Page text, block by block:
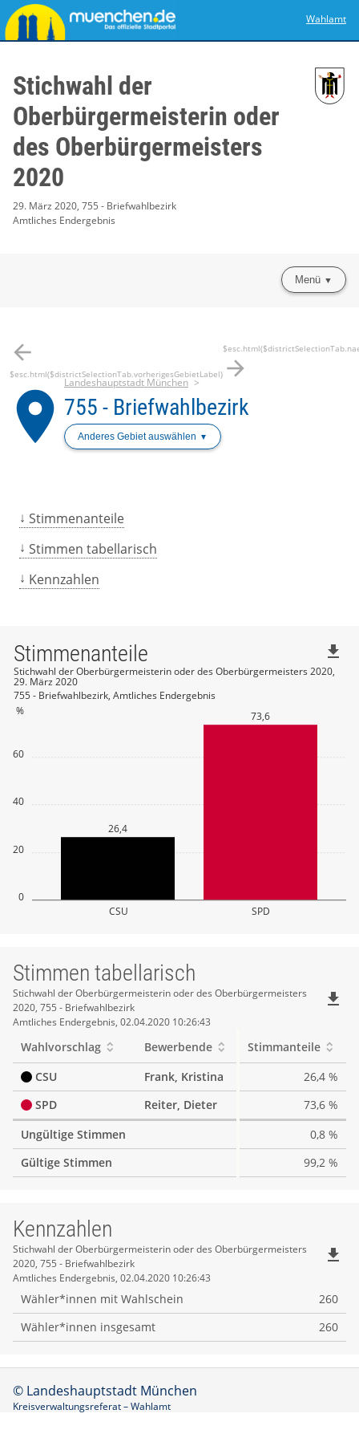
Wahlamt
Stichwahl der
Oberbürgermeisterin oder
des Oberbürgermeisters
2020
29. März 2020, 755 - Briefwahlbezirk
Amtliches Endergebnis
Menü
arrow_back
$esc.html($districtSelectionTab.vorherigesGebietLabel) arrow_forward
place
Landeshauptstadt München
755 - Briefwahlbezirk
Anderes Gebiet auswählen
Stimmenanteile
Stimmen tabellarisch
Kennzahlen
0
20
40
60
%
CSU SPD
26,4
73,6
Stimmenanteile
Stichwahl der Oberbürgermeisterin oder des Oberbürgermeisters 2020,
29. März 2020
755 - Briefwahlbezirk, Amtliches Endergebnis
file_download
Stimmen tabellarisch
Stimmen
tabellarisch
Stichwahl der Oberbürgermeisterin oder des Oberbürgermeisters
2020, 755 - Briefwahlbezirk
Amtliches Endergebnis, 02.04.2020 10:26:43
file_download
Wahlvorschlag Bewerbende
Stimmanteile
CSU
Frank, Kristina
26,4 %
SPD
Reiter, Dieter
73,6 %
Ungültige Stimmen
0,8 %
Gültige Stimmen
99,2 %
Kennzahlen
Kennzahlen
Stichwahl der Oberbürgermeisterin oder des Oberbürgermeisters
2020, 755 - Briefwahlbezirk
Amtliches Endergebnis, 02.04.2020 10:26:43
file_download
Wähler*innen mit Wahlschein
260
Wähler*innen insgesamt
260
© Landeshauptstadt München
Kreisverwaltungsreferat – Wahlamt